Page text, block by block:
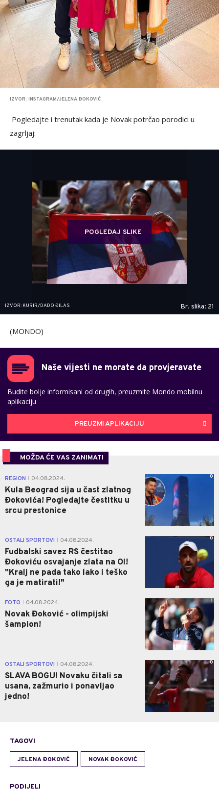
IZVOR: INSTAGRAM/JELENA ĐOKOVIĆ
Pogledajte i trenutak kada je Novak potrčao porodici u
zagrljaj:
POGLEDAJ SLIKE
IZVOR: KURIR/DADO ĐILAS Br. slika: 21
(MONDO)
Naše vijesti ne morate da provjeravate
Budite bolje informisani od drugih, preuzmite Mondo mobilnu
aplikaciju
PREUZMI APLIKACIJU
MOŽDA ĆE VAS ZANIMATI
REGION 04.08.2024.
Kula Beograd sija u čast zlatnog
Đokovića! Pogledajte čestitku u
srcu prestonice
0
OSTALI SPORTOVI 04.08.2024.
Fudbalski savez RS čestitao
Đokoviću osvajanje zlata na OI!
"Kralj ne pada tako lako i teško
ga je matirati!"
0
FOTO 04.08.2024.
Novak Đoković - olimpijski
šampion!
1
OSTALI SPORTOVI 04.08.2024.
SLAVA BOGU! Novaku čitali sa
usana, zažmurio i ponavljao
jedno!
0
TAGOVI
JELENA ĐOKOVIĆ NOVAK ĐOKOVIĆ
PODIJELI